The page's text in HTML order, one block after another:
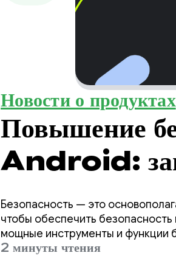
Новости о продуктах
Повышение
Android:
программ,
доступ к
приложения.
Безопасность — это
чтобы обеспечить
мощные инструменты и функции
2 минуты чтения